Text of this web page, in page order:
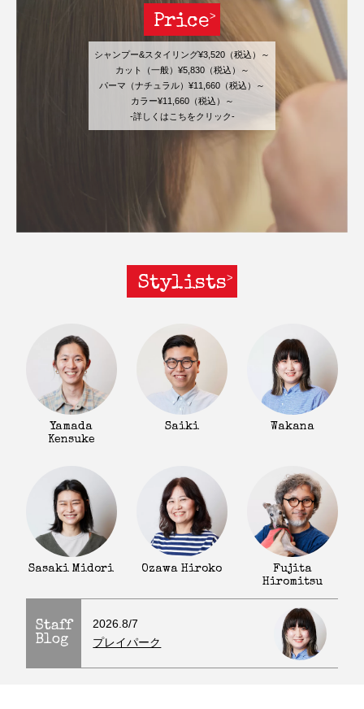
Price
シャンプー&スタイリング¥3,520（税込）～
カット（一般）¥5,830（税込）～
パーマ（ナチュラル）¥11,660（税込）～
カラー¥11,660（税込）～
-詳しくはこちをクリック-
Stylists
Yamada
Kensuke
Saiki Wakana
Sasaki Midori Ozawa Hiroko
Fujita
Hiromitsu
Staff
Blog
2026.8/7
プレイパーク